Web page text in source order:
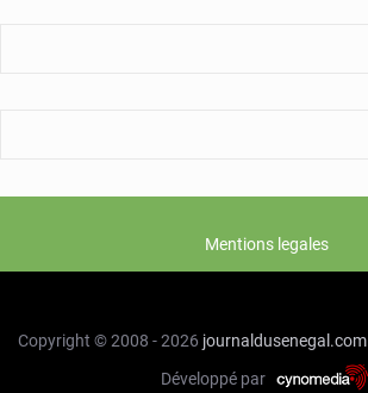
Mentions legales
Copyright © 2008 - 2026 journaldusenegal.com
Développé par